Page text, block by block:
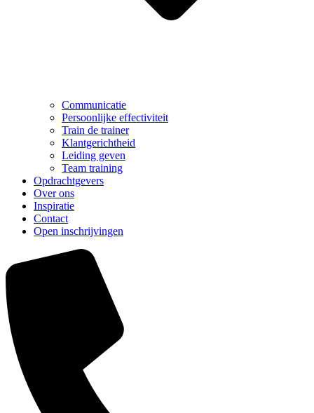
Communicatie
Persoonlijke effectiviteit
Train de trainer
Klantgerichtheid
Leiding geven
Team training
Opdrachtgevers
Over ons
Inspiratie
Contact
Open inschrijvingen